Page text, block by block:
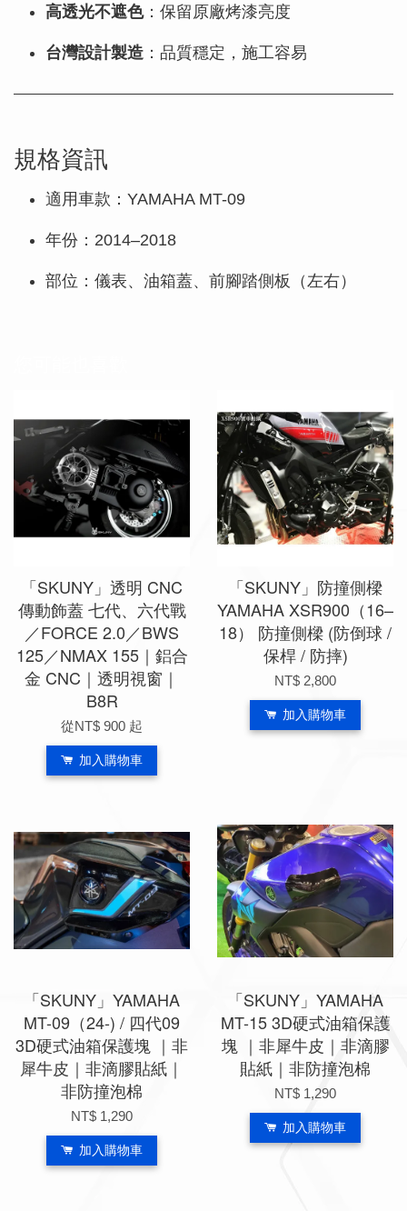
高透光不遮色：保留原廠烤漆亮度
台灣設計製造 ：品質穩定，施工容易
規格資訊
適用車款：YAMAHA MT-09
年份：2014–2018
部位：儀表、油箱蓋、前腳踏側板（左右）
「SKUNY」透明 CNC
傳動飾蓋 七代、六代戰
／FORCE 2.0／BWS
125／NMAX 155｜鋁合
金 CNC｜透明視窗｜
B8R
從NT$ 900 起
加入購物車
「SKUNY」防撞側樑
YAMAHA XSR900（16–
18） 防撞側樑 (防倒球 /
保桿 / 防摔)
NT$ 2,800
加入購物車
「SKUNY」YAMAHA
MT-09（24-) / 四代09
3D硬式油箱保護塊 ｜非
犀牛皮｜非滴膠貼紙｜
非防撞泡棉
NT$ 1,290
加入購物車
「SKUNY」YAMAHA
MT-15 3D硬式油箱保護
塊 ｜非犀牛皮｜非滴膠
貼紙｜非防撞泡棉
NT$ 1,290
加入購物車